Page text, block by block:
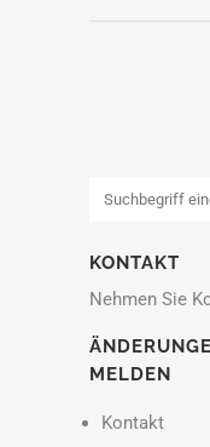
KONTAKT
Nehmen Sie
MELDEN
Kontakt